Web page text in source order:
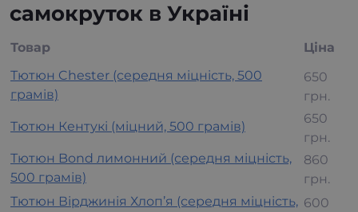
самокруток в Україні
Товар
Ціна
Тютюн Chester (середня міцність, 500
грамів)
650
грн.
Тютюн Кентукі (міцний, 500 грамів)
650
грн.
Тютюн Bond лимонний (середня міцність,
500 грамів)
860
грн.
Тютюн Вірджинія Хлоп’я (середня міцність, 600